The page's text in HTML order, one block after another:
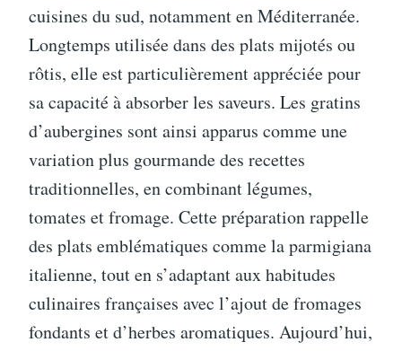
cuisines du sud, notamment en Méditerranée.
Longtemps utilisée dans des plats mijotés ou
rôtis, elle est particulièrement appréciée pour
sa capacité à absorber les saveurs. Les gratins
d’aubergines sont ainsi apparus comme une
variation plus gourmande des recettes
traditionnelles, en combinant légumes,
tomates et fromage. Cette préparation rappelle
des plats emblématiques comme la parmigiana
italienne, tout en s’adaptant aux habitudes
culinaires françaises avec l’ajout de fromages
fondants et d’herbes aromatiques. Aujourd’hui,